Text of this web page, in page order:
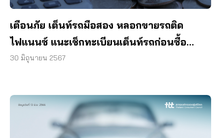
เตือนภัย เต็นท์รถมือสอง หลอกขายรถติด
ไฟแนนซ์ แนะเช็กทะเบียนเต็นท์รถก่อนซื้อ
ป้องกันโดนโกง
30 มิถุนายน 2567